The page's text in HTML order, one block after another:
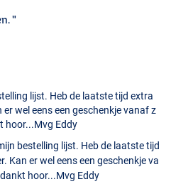
"
lijst. Heb de laatste tijd extra
wel eens een geschenkje vanaf z
hoor...Mvg Eddy
bestelling lijst. Heb de laatste tijd
Kan er wel eens een geschenkje va
hoor...Mvg Eddy